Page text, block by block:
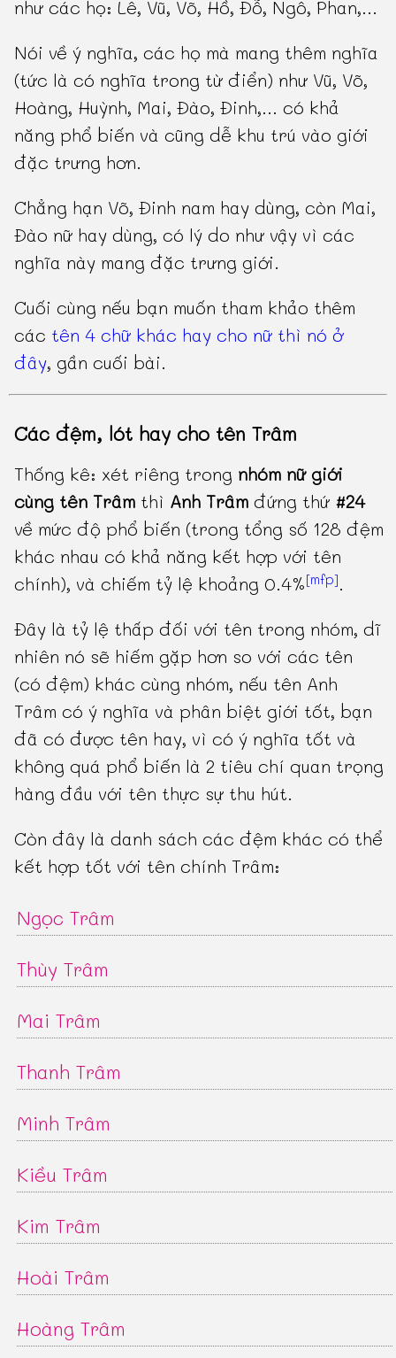
như các họ: Lê, Vũ, Võ, Hồ, Đỗ, Ngô, Phan,...
Nói về ý nghĩa, các họ mà mang thêm nghĩa
(tức là có nghĩa trong từ điển) như Vũ, Võ,
Hoàng, Huỳnh, Mai, Đào, Đinh,... có khả
năng phổ biến và cũng dễ khu trú vào giới
đặc trưng hơn.
Chẳng hạn Võ, Đinh nam hay dùng, còn Mai,
Đào nữ hay dùng, có lý do như vậy vì các
nghĩa này mang đặc trưng giới.
Cuối cùng nếu bạn muốn tham khảo thêm
các tên 4 chữ khác hay cho nữ thì nó ở
đây, gần cuối bài.
Các đệm, lót hay cho tên Trâm
Thống kê: xét riêng trong nhóm nữ giới
cùng tên Trâm thì Anh Trâm đứng thứ #24
về mức độ phổ biến (trong tổng số 128 đệm
khác nhau có khả năng kết hợp với tên
chính), và chiếm tỷ lệ khoảng 0.4%[mfp].
Đây là tỷ lệ thấp đối với tên trong nhóm, dĩ
nhiên nó sẽ hiếm gặp hơn so với các tên
(có đệm) khác cùng nhóm, nếu tên Anh
Trâm có ý nghĩa và phân biệt giới tốt, bạn
đã có được tên hay, vì có ý nghĩa tốt và
không quá phổ biến là 2 tiêu chí quan trọng
hàng đầu với tên thực sự thu hút.
Còn đây là danh sách các đệm khác có thể
kết hợp tốt với tên chính Trâm:
Ngọc Trâm
Thùy Trâm
Mai Trâm
Thanh Trâm
Minh Trâm
Kiều Trâm
Kim Trâm
Hoài Trâm
Hoàng Trâm